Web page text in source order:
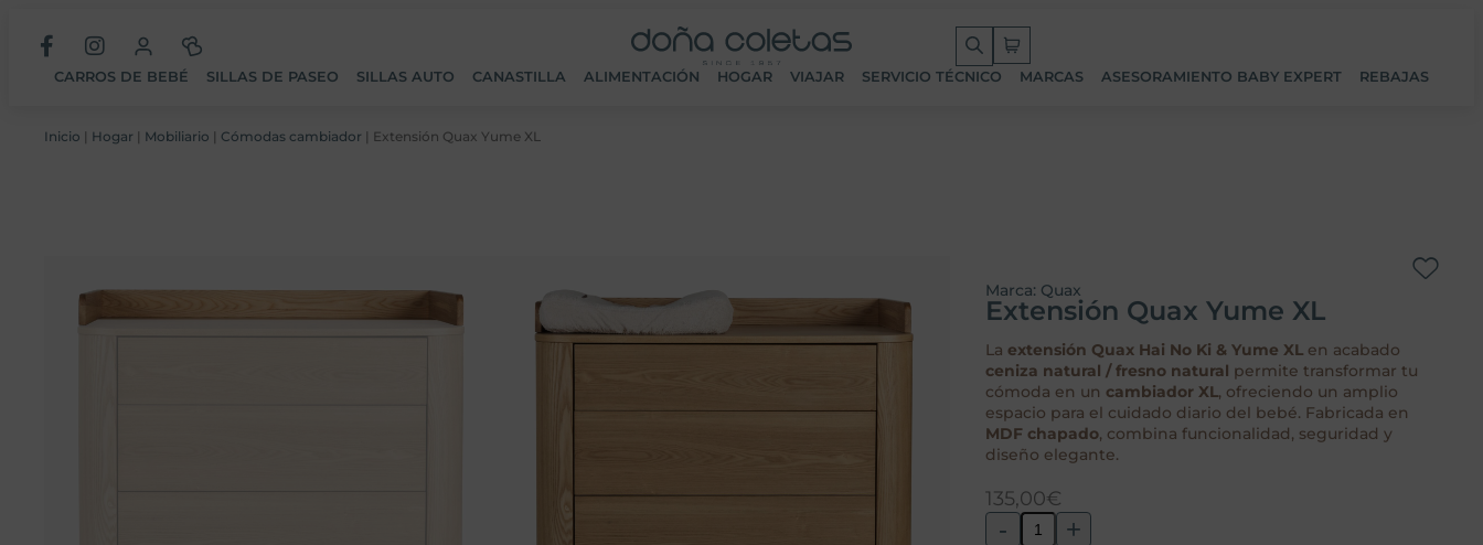
CARROS DE BEBÉ SILLAS DE PASEO SILLAS AUTO CANASTILLA ALIMENTACIÓN HOGAR VIAJAR SERVICIO TÉCNICO MARCAS ASESORAMIENTO BABY EXPERT REBAJAS
Inicio | Hogar | Mobiliario | Cómodas cambiador | Extensión Quax Yume XL
Marca: Quax
Extensión Quax Yume XL
La extensión Quax Hai No Ki & Yume XL en acabado
ceniza natural / fresno natural permite transformar tu
cómoda en un cambiador XL, ofreciendo un amplio
espacio para el cuidado diario del bebé. Fabricada en
MDF chapado, combina funcionalidad, seguridad y
diseño elegante.
135,00€
- +